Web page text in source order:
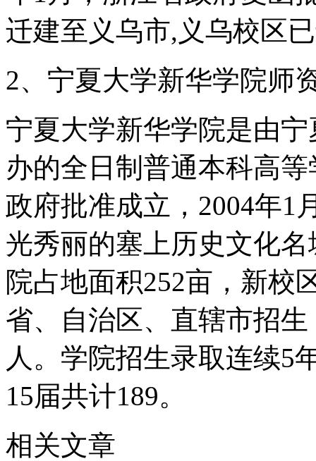
迁建至义乌市,义乌校区
2、宁夏大学新华学院师
宁夏大学新华学院是由
办的全日制普通本科高
政府批准成立，2004年1
光秀丽的塞上历史文化
院占地面积252亩，新校
省、自治区、直辖市招
人。学院招生录取连续5
15届共计189。
相关文章